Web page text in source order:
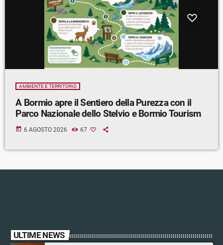
AMBIENTE E TERRITORIO
A Bormio apre il Sentiero della Purezza con il
Parco Nazionale dello Stelvio e Bormio Tourism
today 6 AGOSTO 2026 67
ULTIME NEWS